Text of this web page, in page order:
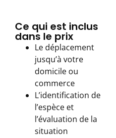
Ce qui est inclus
dans le prix
Le déplacement
jusqu’à votre
domicile ou
commerce
L’identification de
l’espèce et
l’évaluation de la
situation